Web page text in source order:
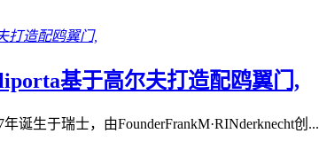
基于高尔夫打造配鸥翼门,
诞生于瑞士，由FounderFrankM·RINderknecht创...